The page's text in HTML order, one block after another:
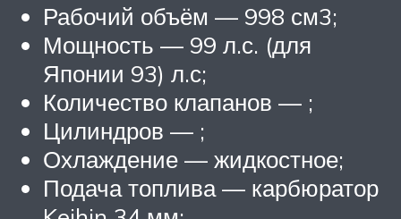
Рабочий объём — 998 см3;
Мощность — 99 л.с. (для
Японии 93) л.с;
Количество клапанов — ;
Цилиндров — ;
Охлаждение — жидкостное;
Подача топлива — карбюратор